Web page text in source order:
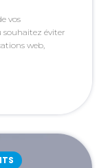
vos
souhaitez éviter
web,